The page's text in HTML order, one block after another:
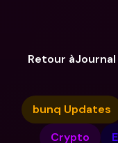
Retour
bunq Updates
Crypto